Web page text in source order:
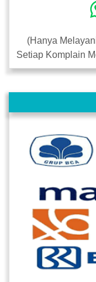
(Hanya
Setiap Komplain